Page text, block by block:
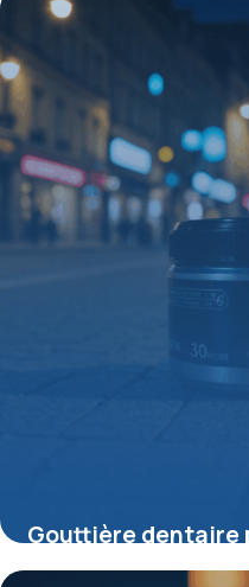
Gouttière dentaire
comment soulager